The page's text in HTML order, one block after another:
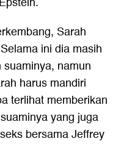
Sarah
ini dia masih
namun
harus mandiri
terlihat memberikan
yang juga
bersama Jeffrey